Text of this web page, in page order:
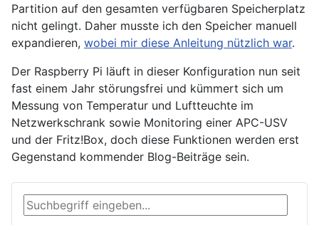
Partition auf den gesamten verfügbaren Speicherplatz
nicht gelingt. Daher musste ich den Speicher manuell
expandieren, wobei mir diese Anleitung nützlich war.
Der Raspberry Pi läuft in dieser Konfiguration nun seit
fast einem Jahr störungsfrei und kümmert sich um
Messung von Temperatur und Luftteuchte im
Netzwerkschrank sowie Monitoring einer APC-USV
und der Fritz!Box, doch diese Funktionen werden erst
Gegenstand kommender Blog-Beiträge sein.
Suchen ...